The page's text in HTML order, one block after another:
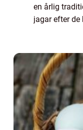
en årlig
jagar efter de